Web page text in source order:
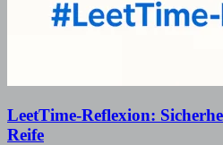
LeetTime-Reflexion:
Reife